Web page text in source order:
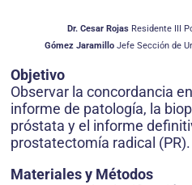
Dr. Cesar Rojas Residente III
Gómez Jaramillo Jefe Sección de
Objetivo
Observar la concordancia
informe de patología, la
próstata y el informe
prostatectomía radical (PR).
Materiales y Métodos